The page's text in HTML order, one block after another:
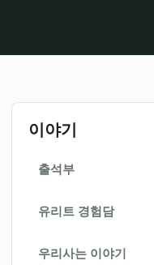
이야기
출석부
유리트 경험담
우리사는 이야기